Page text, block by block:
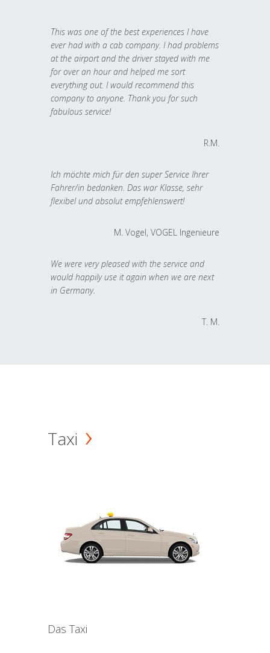
This was one of the best experiences I have
ever had with a cab company. I had problems
at the airport and the driver stayed with me
for over an hour and helped me sort
everything out. I would recommend this
company to anyone. Thank you for such
fabulous service!
R.M.
Ich möchte mich für den super Service Ihrer
Fahrer/in bedanken. Das war Klasse, sehr
flexibel und absolut empfehlenswert!
M. Vogel, VOGEL Ingenieure
We were very pleased with the service and
would happily use it again when we are next
in Germany.
T. M.
Taxi
Das Taxi